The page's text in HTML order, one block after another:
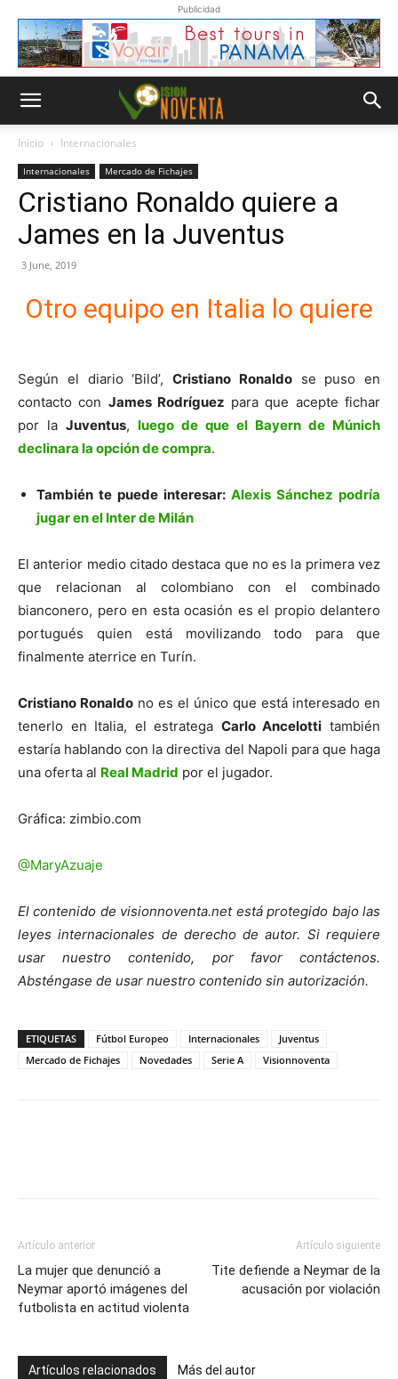
Publicidad
Inicio Internacionales
Internacionales Mercado de Fichajes
Cristiano Ronaldo quiere a
James en la Juventus
3 June, 2019
Otro equipo en Italia lo quiere
Según el diario ‘Bild’, Cristiano Ronaldose puso en
contacto con James Rodríguez para que acepte fichar
por la Juventus, luego de que el Bayern de Múnich
declinara la opción de compra.
También te puede interesar: Alexis Sánchez podría
jugar en el Inter de Milán
El anterior medio citado destaca que no es la primera vez
que relacionan al colombiano con el combinado
bianconero, pero en esta ocasión es el propio delantero
portugués quien está movilizando todo para que
finalmente aterrice en Turín.
Cristiano Ronaldo no es el único que está interesado en
tenerlo en Italia, el estratega Carlo Ancelotti también
estaría hablando con la directiva del Napoli para que haga
una oferta al Real Madrid por el jugador.
Gráfica: zimbio.com
@MaryAzuaje
El contenido de visionnoventa.net está protegido bajo las
leyes internacionales de derecho de autor. Si requiere
usar nuestro contenido, por favor contáctenos.
Absténgase de usar nuestro contenido sin autorización.
ETIQUETAS Fútbol Europeo Internacionales
Juventus
Mercado de Fichajes
Novedades Serie A Visionnoventa
Artículo anterior
La mujer que denunció a
Neymar aportó imágenes del
futbolista en actitud violenta
Artículo siguiente
Tite defiende a Neymar de la
acusación por violación
Artículos relacionados Más del autor